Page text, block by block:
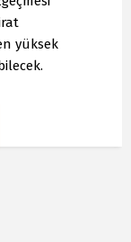
yüksek